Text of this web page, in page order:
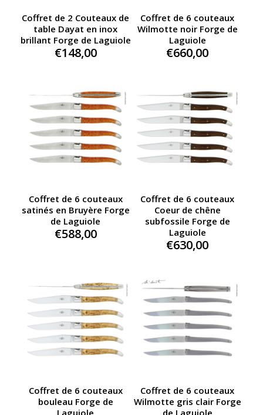
Coffret de 2 Couteaux de
table Dayat en inox
brillant Forge de Laguiole
€148,00
Coffret de 6 couteaux
Wilmotte noir Forge de
Laguiole
€660,00
Coffret de 6 couteaux
satinés en Bruyère Forge
de Laguiole
€588,00
Coffret de 6 couteaux
Coeur de chêne
subfossile Forge de
Laguiole
€630,00
Coffret de 6 couteaux
bouleau Forge de
Coffret de 6 couteaux
Wilmotte gris clair Forge